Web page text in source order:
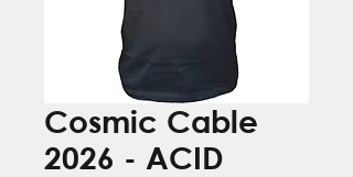
Cosmic Cable
2026 - ACID